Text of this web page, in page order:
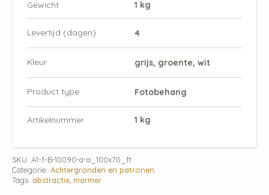
Gewicht 1 kg
Levertijd (dagen) 4
Kleur grijs, groente, wit
Product type Fotobehang
Artikelnummer 1 kg
SKU: A1-f-B-10090-a-a_100x70_ft
Categorie: Achtergronden en patronen
Tags: abstractie marmer